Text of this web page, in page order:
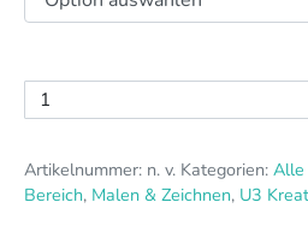
Rundpapier
und
für
Farbschleuder
Artikelnummer: n. v. Kategorien: Alle
Bereich, Malen & Zeichnen, U3